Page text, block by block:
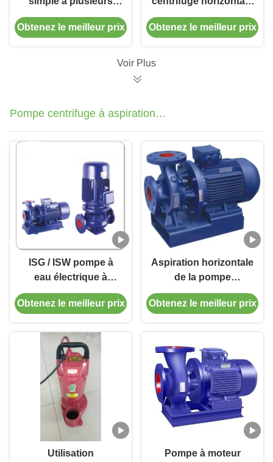
étages horizontale de
D de pompe
Obtenez le meilleur prix
de pompe à eau
d'alimentation de
l'approvisionnement
Obtenez le meilleur prix
Voir Plus
Pompe centrifuge à aspiration
unique à un étage
ISG / ISW pompe à
eau électrique à
aspiration simple à
étage unique
Obtenez le meilleur prix
Aspiration horizontale
de la pompe
centrifugeuse à étage
unique en ligne à
Obtenez le meilleur prix
Utilisation
Pompe à moteur